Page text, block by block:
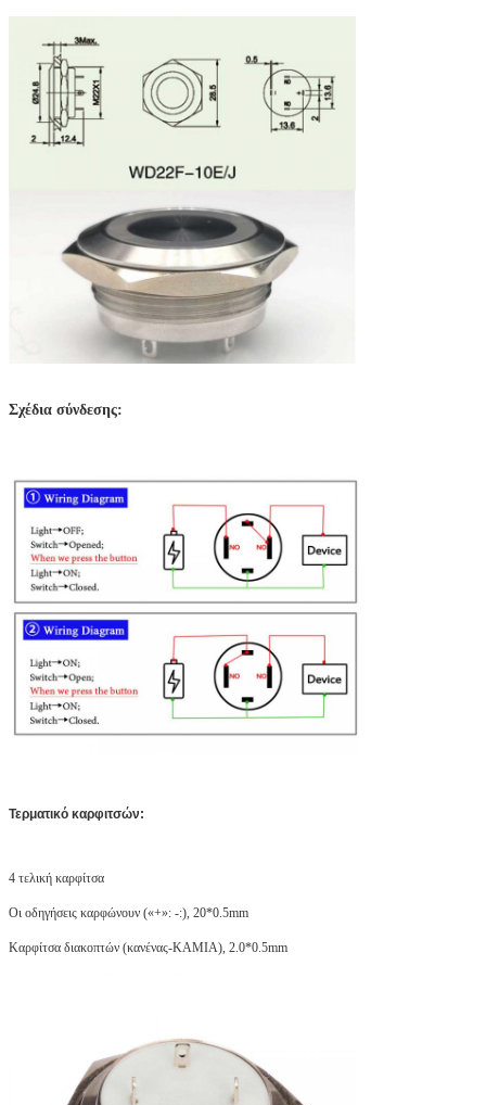
Σχέδια σύνδεσης:
Τερματικό καρφιτσών:
4 τελική καρφίτσα
Οι οδηγήσεις καρφώνουν («+»: -:), 20*0.5mm
Καρφίτσα διακοπτών (κανένας-ΚΑΜΙΑ), 2.0*0.5mm